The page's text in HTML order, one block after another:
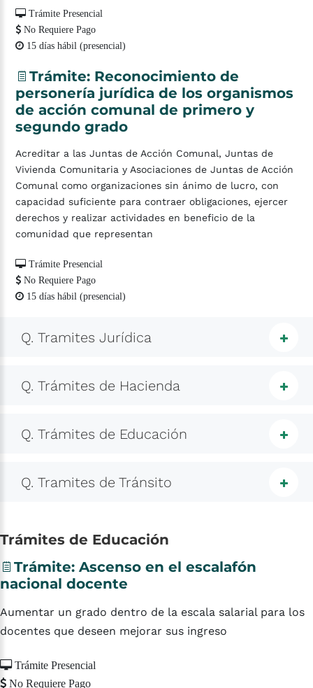
Trámite Presencial
No Requiere Pago
15 días hábil (presencial)
Trámite: Reconocimiento de
personería jurídica de los organismos
de acción comunal de primero y
segundo grado
Acreditar a las Juntas de Acción Comunal, Juntas de
Vivienda Comunitaria y Asociaciones de Juntas de Acción
Comunal como organizaciones sin ánimo de lucro, con
capacidad suficiente para contraer obligaciones, ejercer
derechos y realizar actividades en beneficio de la
comunidad que representan
Trámite Presencial
No Requiere Pago
15 días hábil (presencial)
Tramites Jurídica
Trámites de Hacienda
Trámites de Educación
Tramites de Tránsito
Trámites de Educación
Trámite: Ascenso en el escalafón
nacional docente
Aumentar un grado dentro de la escala salarial para los
docentes que deseen mejorar sus ingreso
Trámite Presencial
No Requiere Pago